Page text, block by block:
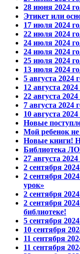
28 июня 2024
Этикет или
17 июля 2024
22 июля 2024
24 июля 2024
24 июля 2024
25 июля 2024
13 июля 2024
5 августа 2024
12 августа 2024
22 августа 2024
7 августа 2024
10 августа 2024
Новые
Мой ребенок
Новые книги!
Библиотека
27 августа 2024
2 сентября
2 сентября
урок»
2 сентября
2 сентября
библиотеке!
5 сентября
10 сентября
11 сентября
11 сентября